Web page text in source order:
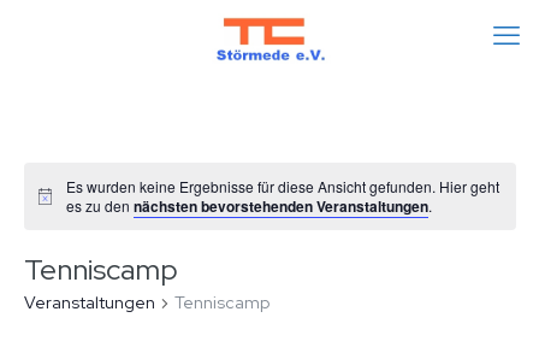
Es wurden keine Ergebnisse für diese Ansicht gefunden. Hier geht
es zu dennächsten bevorstehenden Veranstaltungen.
Tenniscamp
Veranstaltungen Tenniscamp